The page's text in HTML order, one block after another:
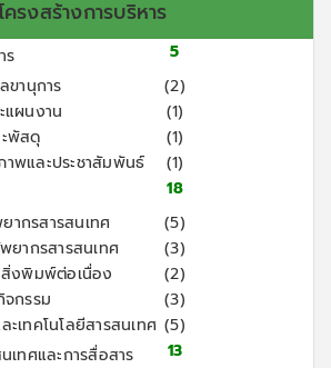
ครงสร้างการบริหาร
ร
5
ขานุการ
(2)
แผนงาน
(1)
พัสดุ
(1)
พและประชาสัมพันธ์
(1)
18
กรสารสนเทศ
(5)
ยากรสารสนเทศ
(3)
สิ่งพิมพ์ต่อเนื่อง
(2)
กรรม
(3)
เทคโนโลยีสารสนเทศ (5)
เทศและการสื่อสาร
13